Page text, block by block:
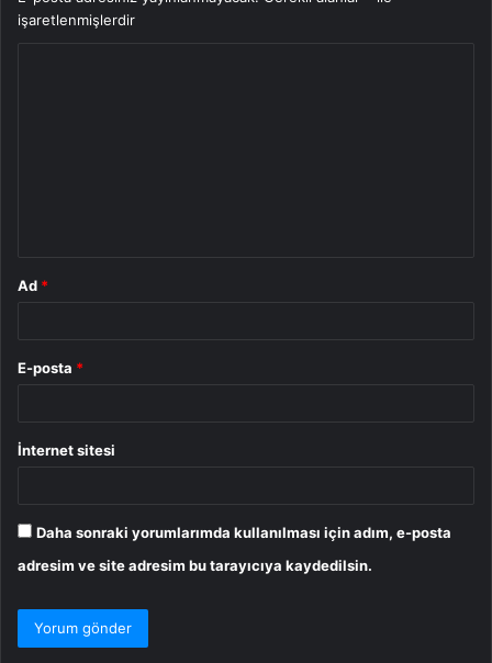
işaretlenmişlerdir
Ad *
E-posta *
İnternet sitesi
Daha sonraki yorumlarımda kullanılması için adım, e-posta
adresim ve site adresim bu tarayıcıya kaydedilsin.